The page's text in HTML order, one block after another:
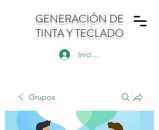
GENERACIÓN DE
TINTA Y TECLADO
Iniciar sesión
Grupos